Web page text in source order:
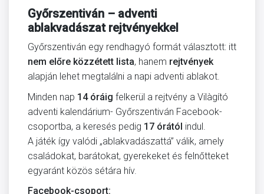
Győrszentiván – adventi
ablakvadászat rejtvényekkel
Győrszentiván egy rendhagyó formát választott: itt
nem előre közzétett lista, hanem rejtvények
alapján lehet megtalálni a napi adventi ablakot.
Minden nap 14 óráig felkerül a rejtvény a Vilàgító
adventi kalendárium- Győrszentiván Facebook-
csoportba, a keresés pedig 17 órától indul.
A játék így valódi „ablakvadászattá” válik, amely
családokat, barátokat, gyerekeket és felnőtteket
egyaránt közös sétára hív.
Facebook-csoport: